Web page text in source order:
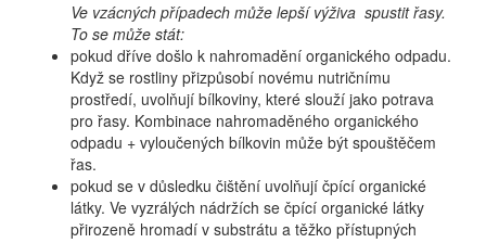
Ve vzácných případech může lepší výživa spustit řasy.
To se může stát:
pokud dříve došlo k nahromadění organického odpadu.
Když se rostliny přizpůsobí novému nutričnímu
prostředí, uvolňují bílkoviny, které slouží jako potrava
pro řasy. Kombinace nahromaděného organického
odpadu + vyloučených bílkovin může být spouštěčem
řas.
pokud se v důsledku čištění uvolňují čpící organické
látky. Ve vyzrálých nádržích se čpící organické látky
přirozeně hromadí v substrátu a těžko přístupných